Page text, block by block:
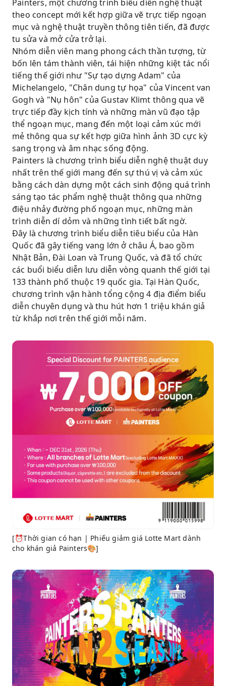
Painters, một chương trình biểu diễn nghệ thuật
theo concept mới kết hợp giữa vẽ trực tiếp ngoạn
mục và nghệ thuật truyền thông tiên tiến, đã được
tu sửa và mở cửa trở lại.
Nhóm diễn viên mang phong cách thần tượng, từ
bốn lên tám thành viên, tái hiện những kiệt tác nổi
tiếng thế giới như "Sự tạo dựng Adam" của
Michelangelo, "Chân dung tự họa" của Vincent van
Gogh và "Nụ hôn" của Gustav Klimt thông qua vẽ
trực tiếp đầy kịch tính và những màn vũ đạo tập
thể ngoạn mục, mang đến một loại cảm xúc mới
mẻ thông qua sự kết hợp giữa hình ảnh 3D cực kỳ
sang trọng và âm nhạc sống động.
Painters là chương trình biểu diễn nghệ thuật duy
nhất trên thế giới mang đến sự thú vị và cảm xúc
bằng cách dàn dựng một cách sinh động quá trình
sáng tạo tác phẩm nghệ thuật thông qua những
điệu nhảy đường phố ngoạn mục, những màn
trình diễn dí dỏm và những tình tiết bất ngờ.
Đây là chương trình biểu diễn tiêu biểu của Hàn
Quốc đã gây tiếng vang lớn ở châu Á, bao gồm
Nhật Bản, Đài Loan và Trung Quốc, và đã tổ chức
các buổi biểu diễn lưu diễn vòng quanh thế giới tại
133 thành phố thuộc 19 quốc gia. Tại Hàn Quốc,
chương trình vận hành tổng cộng 4 địa điểm biểu
diễn chuyên dụng và thu hút hơn 1 triệu khán giả
từ khắp nơi trên thế giới mỗi năm.
[⏰Thời gian có hạn | Phiếu giảm giá Lotte Mart dành
cho khán giả Painters🎨]